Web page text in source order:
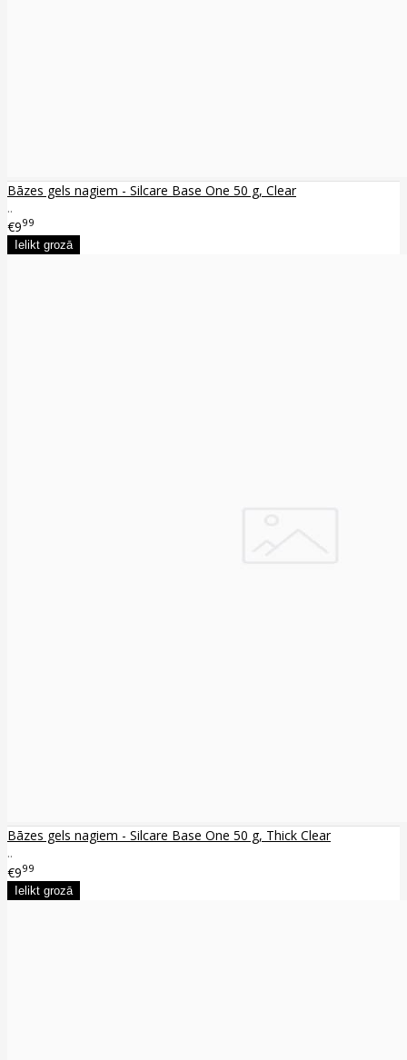
Bāzes gels nagiem - Silcare Base One 50 g, Clear
..
€999
Bāzes gels nagiem - Silcare Base One 50 g, Thick Clear
..
€999